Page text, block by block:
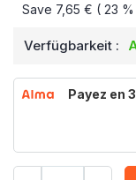
Save 7,65 € ( 23 %
Verfügbarkeit :
Payez en